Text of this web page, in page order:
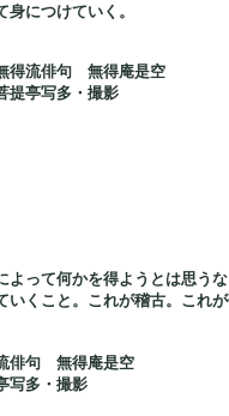
につけていく。
俳句 無得庵是空
写多・撮影
って何かを得ようとは思うな
いくこと。これが稽古。これ
句 無得庵是空
多・撮影